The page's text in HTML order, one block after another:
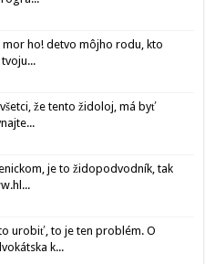
mor ho! detvo môjho rodu, kto
že tento židoloj, má byť
je to židopodvodník, tak
urobiť, to je ten problém. O
k...